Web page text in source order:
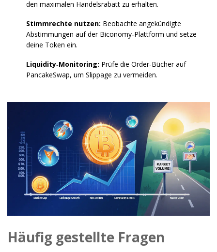
den maximalen Handelsrabatt zu erhalten.
Stimmrechte nutzen: Beobachte angekündigte
Abstimmungen auf der Biconomy‑Plattform und setze
deine Token ein.
Liquidity‑Monitoring: Prüfe die Order‑Bücher auf
PancakeSwap, um Slippage zu vermeiden.
Häufig gestellte Fragen